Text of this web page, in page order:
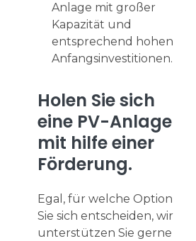
Anlage mit großer
Kapazität und
entsprechend hohen
Anfangsinvestitionen.
Holen Sie sich
eine PV-Anlage
mit hilfe einer
Förderung.
Egal, für welche Option
Sie sich entscheiden, wir
unterstützen Sie gerne